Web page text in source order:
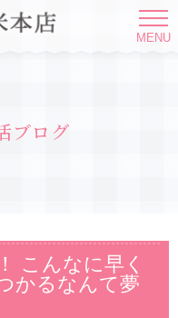
MENU
ブログ
こんなに早く
かるなんて夢